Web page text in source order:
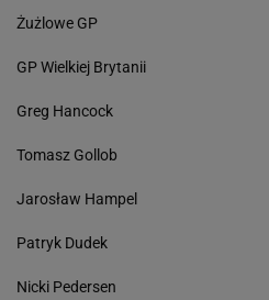
Żużlowe GP
GP Wielkiej Brytanii
Greg Hancock
Tomasz Gollob
Jarosław Hampel
Patryk Dudek
Nicki Pedersen